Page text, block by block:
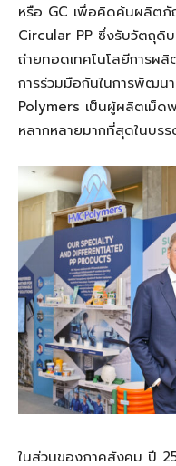
หรือ GC เพื่อคิดค้นผลิต
Circular PP ซึ่งรับวัตถุดิ
ถ่ายทอดเทคโนโลยีการผ
การร่วมมือกันในการพัฒน
Polymers เป็นผู้ผลิตเม็ด
หลากหลายมากที่สุดในบร
ในส่วนของภาคสังคม ปี